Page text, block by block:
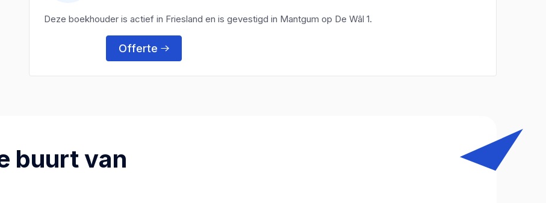
Deze boekhouder is actief in Friesland en is gevestigd in Mantgum op De Wâl 1.
Offerte
buurt van